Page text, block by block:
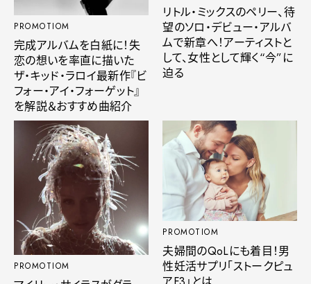
PROMOTIOM
完成アルバムを白紙に！失
恋の想いを率直に描いた
ザ・キッド・ラロイ最新作『ビ
フォー・アイ・フォーゲット』
を解説＆おすすめ曲紹介
リトル・ミックスのペリー、待
望のソロ・デビュー・アルバ
ムで新章へ！アーティストと
して、女性として輝く“今”に
迫る
PROMOTIOM
PROMOTIOM
夫婦間のQoLにも着目！男
性妊活サプリ「ストークピュ